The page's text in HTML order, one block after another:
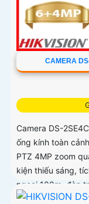
CAMERA
Camera DS-
ống kính toàn
PTZ 4MP zoom
kiện thiếu sáng,
ngoại 100m, đèn
và chuẩn nén H